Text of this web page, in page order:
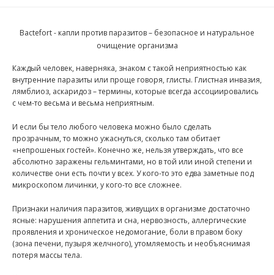
Bactefort - капли против паразитов– безопасное и натуральное
очищение организма
Каждый человек, наверняка, знаком с такой неприятностью как
внутренние паразиты или проще говоря, глисты. Глистная инвазия,
лямблиоз, аскаридоз – термины, которые всегда ассоциировались
с чем-то весьма и весьма неприятным.
И если бы тело любого человека можно было сделать
прозрачным, то можно ужаснуться, сколько там обитает
«непрошеных гостей». Конечно же, нельзя утверждать, что все
абсолютно заражены гельминтами, но в той или иной степени и
количестве они есть почти у всех. У кого-то это едва заметные под
микроскопом личинки, у кого-то все сложнее.
Признаки наличия паразитов, живущих в организме достаточно
ясные: нарушения аппетита и сна, нервозность, аллергические
проявления и хроническое недомогание, боли в правом боку
(зона печени, пузыря желчного), утомляемость и необъяснимая
потеря массы тела.